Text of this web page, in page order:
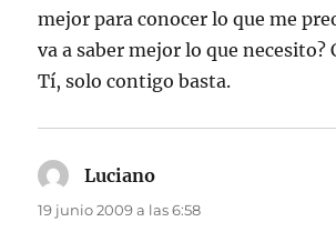
mejor para conocer lo que me
va a saber mejor lo que necesito?
Tí, solo contigo basta.
Luciano
19 junio 2009 a las 6:58